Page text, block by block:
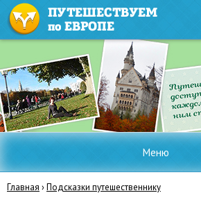
Меню
Главная ›Подсказки путешественнику